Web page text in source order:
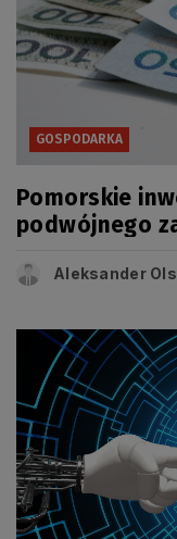
GOSPODARKA
Pomorskie
podwójnego
Aleksander